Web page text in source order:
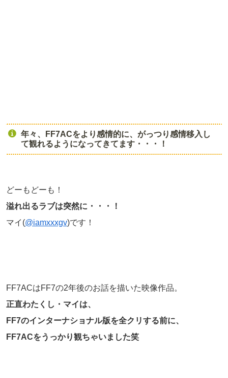
年々、FF7ACをより感情的に、がっつり感情移入し
て観れるようになってきてます・・・！
どーもどーも！
溢れ出るラブは突然に・・・！
マイ(@iamxxxgv)です！
FF7ACはFF7の2年後のお話を描いた映像作品。
正直わたくし・マイは、
FF7のインターナショナル版を全クリする前に、
FF7ACをうっかり観ちゃいました笑